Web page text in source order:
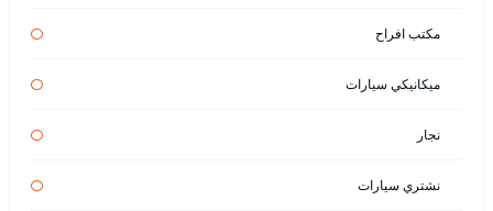
مكتب افراح
ميكانيكي سيارات
نجار
نشتري سيارات